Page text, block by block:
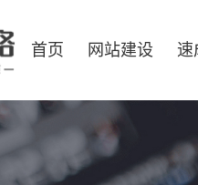
首页 网站建设 速